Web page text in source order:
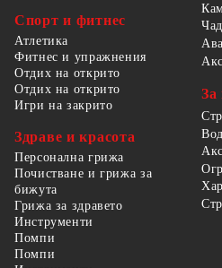
Спорт и фитнес
Атлетика
Фитнес и упражнения
Отдих на открито
Отдих на открито
Игри на закрито
Здраве и красота
Персонална грижа
Почистване и грижа за
бижута
Грижа за здравето
За
Инструменти
Помпи
Помпи